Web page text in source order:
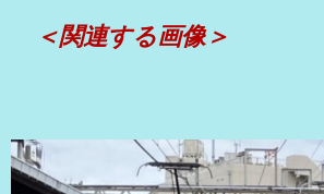
＜関連する画像＞